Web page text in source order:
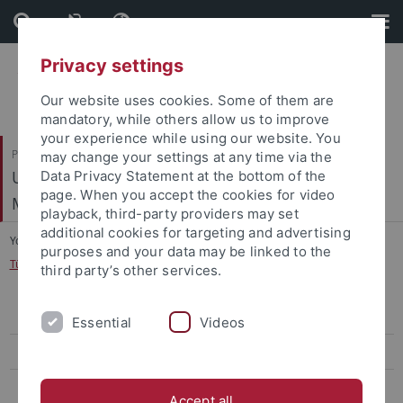
Skip
to
content
Skip
to
footer
Philosophische Fakultät
Ur- und Frühgeschichte und Archäologie des
Mittelalters
You are here: Startseite
...
Tübinger Forschungen zur Historischen Archäologie
Mitarbeiter
Abschlussarbeiten
Privacy settings
Our website uses cookies. Some of them are
mandatory, while others allow us to improve
your experience while using our website. You
may change your settings at any time via the
Data Privacy Statement at the bottom of the
page. When you accept the cookies for video
playback, third-party providers may set
additional cookies for targeting and advertising
purposes and your data may be linked to the
third party’s other services.
Essential Videos